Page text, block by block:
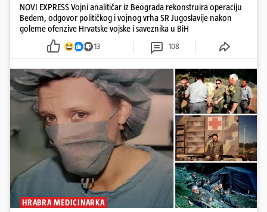
NOVI EXPRESS Vojni analitičar iz Beograda rekonstruira operaciju
Bedem, odgovor političkog i vojnog vrha SR Jugoslavije nakon
goleme ofenzive Hrvatske vojske i saveznika u BiH
13 108
HRABRA MEDICINARKA